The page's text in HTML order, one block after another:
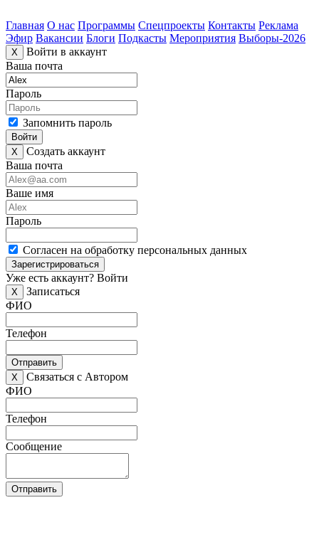
Главная О нас Программы Спецпроекты Контакты Реклама
Эфир Вакансии Блоги Подкасты Мероприятия Выборы-2026
X
Войти в аккаунт
Ваша почта
Пароль
Запомнить пароль
Войти
X
Создать аккаунт
Ваша почта
Ваше имя
Пароль
Согласен на обработку персональных данных
Зарегистрироваться
Уже есть аккаунт? Войти
X
Записаться
ФИО
Телефон
Отправить
X
Связаться с Автором
ФИО
Телефон
Сообщение
Отправить